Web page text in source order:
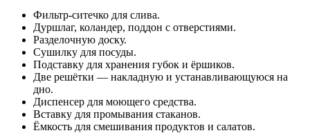
Фильтр-ситечко для слива.
Дуршлаг, коландер, поддон с отверстиями.
Разделочную доску.
Сушилку для посуды.
Подставку для хранения губок и ёршиков.
Две решётки — накладную и устанавливающуюся на
дно.
Диспенсер для моющего средства.
Вставку для промывания стаканов.
Ёмкость для смешивания продуктов и салатов.